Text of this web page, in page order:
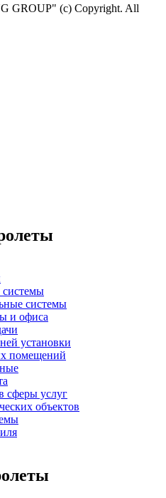
GROUP" (c) Copyright. All
системы
и офиса
установки
помещений
сферы услуг
объектов